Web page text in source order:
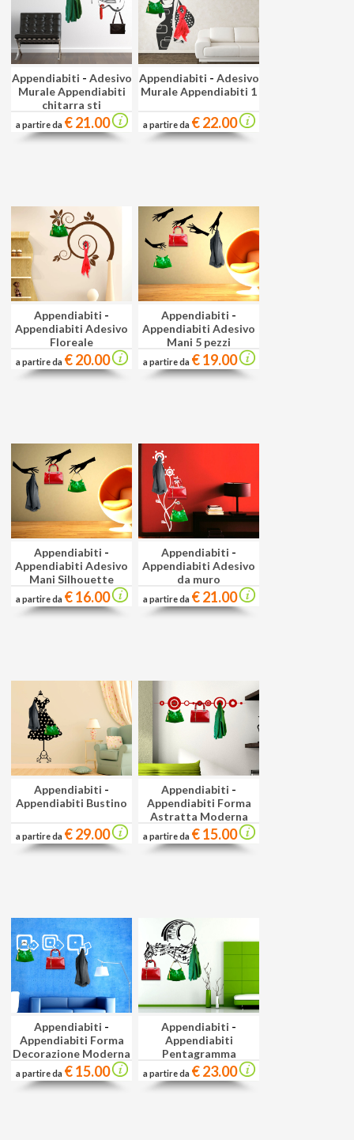
Appendiabiti - Adesivo
Murale Appendiabiti
chitarra sti
a partire da € 21.00
Appendiabiti - Adesivo
Murale Appendiabiti 1
a partire da € 22.00
Appendiabiti -
Appendiabiti Adesivo
Floreale
a partire da € 20.00
Appendiabiti -
Appendiabiti Adesivo
Mani 5 pezzi
a partire da € 19.00
Appendiabiti -
Appendiabiti Adesivo
Mani Silhouette
a partire da € 16.00
Appendiabiti -
Appendiabiti Adesivo
da muro
a partire da € 21.00
Appendiabiti -
Appendiabiti Bustino
a partire da € 29.00
Appendiabiti -
Appendiabiti Forma
Astratta Moderna
a partire da € 15.00
Appendiabiti -
Appendiabiti Forma
Decorazione Moderna
a partire da € 15.00
Appendiabiti -
Appendiabiti
Pentagramma
Musicale
a partire da € 23.00